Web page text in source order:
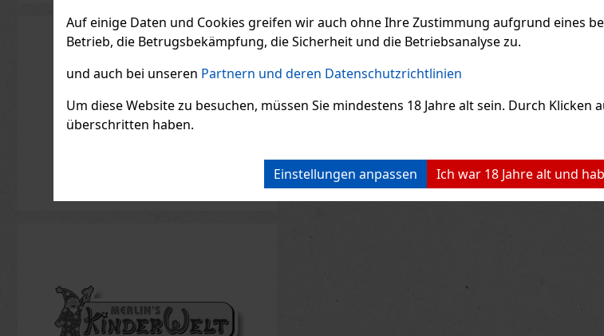
Auf einige Daten und Cookies greifen wir auch ohne Ihre Zustimmung aufgrund eines
Betrieb, die Betrugsbekämpfung, die Sicherheit und die Betriebsanalyse zu.
und auch bei unseren Partnern und deren Datenschutzrichtlinien
Um diese Website zu besuchen, müssen Sie mindestens 18 Jahre alt sein. Durch Klicken
überschritten haben.
Einstellungen anpassen Ich war 18 Jahre alt und